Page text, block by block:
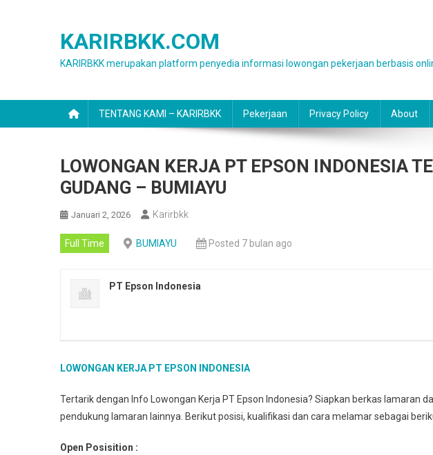
KARIRBKK.COM
KARIRBKK merupakan platform penyedia informasi lowongan pekerjaan berbasis
TENTANG KAMI – KARIRBKK Pekerjaan Privacy Policy About
LOWONGAN KERJA PT EPSON INDONESIA
GUDANG – BUMIAYU
Januari 2, 2026 Karirbkk
Full Time BUMIAYU Posted 7 bulan ago
PT Epson Indonesia
LOWONGAN KERJA PT EPSON INDONESIA
Tertarik dengan Info Lowongan Kerja PT Epson Indonesia? Siapkan berkas lamaran
pendukung lamaran lainnya. Berikut posisi, kualifikasi dan cara melamar sebagai
Open Posisition :